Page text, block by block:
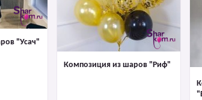
"Усач"
Композиция из шаров "Риф"